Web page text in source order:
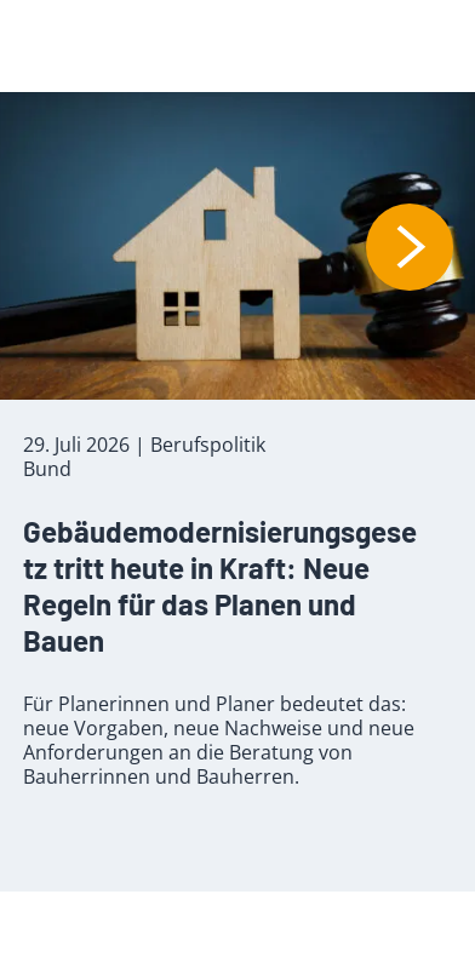
29. Juli 2026 | Berufspolitik
Bund
Gebäudemodernisierungsgese
tz tritt heute in Kraft: Neue
Regeln für das Planen und
Bauen
Für Planerinnen und Planer bedeutet das:
neue Vorgaben, neue Nachweise und neue
Anforderungen an die Beratung von
Bauherrinnen und Bauherren.